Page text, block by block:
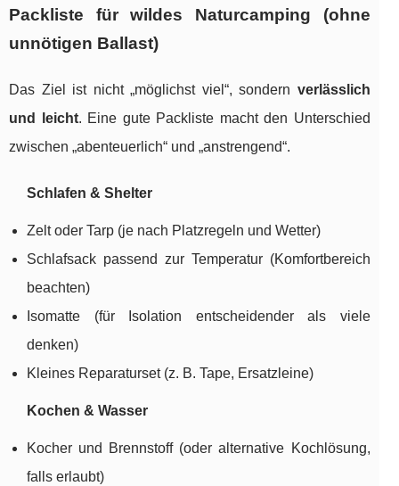
Packliste für wildes Naturcamping (ohne
unnötigen Ballast)
Das Ziel ist nicht „möglichst viel“, sondern verlässlich
und leicht. Eine gute Packliste macht den Unterschied
zwischen „abenteuerlich“ und „anstrengend“.
Schlafen & Shelter
Zelt oder Tarp (je nach Platzregeln und Wetter)
Schlafsack passend zur Temperatur (Komfortbereich
beachten)
Isomatte (für Isolation entscheidender als viele
denken)
Kleines Reparaturset (z. B. Tape, Ersatzleine)
Kochen & Wasser
Kocher und Brennstoff (oder alternative Kochlösung,
falls erlaubt)